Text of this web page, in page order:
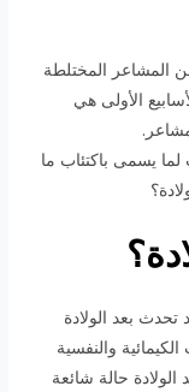
المشاعر المختلطة
الأولى هي
لما يسمى باكتئاب ما
تحدث بعد الولادة
والنفسية
حالة شائعة